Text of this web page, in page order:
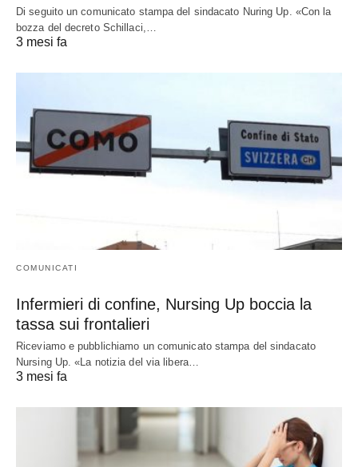
Di seguito un comunicato stampa del sindacato Nuring Up. «Con la
bozza del decreto Schillaci,…
3 mesi fa
COMUNICATI
Infermieri di confine, Nursing Up boccia la
tassa sui frontalieri
Riceviamo e pubblichiamo un comunicato stampa del sindacato
Nursing Up. «La notizia del via libera…
3 mesi fa